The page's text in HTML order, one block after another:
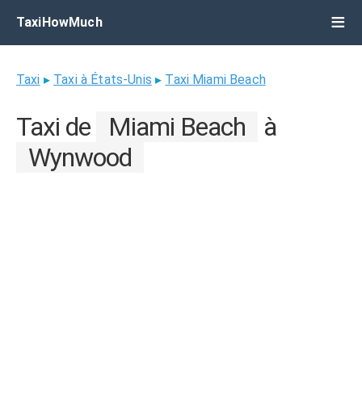
TaxiHowMuch
Taxi ▸ Taxi à États-Unis ▸ Taxi Miami Beach
Taxi de Miami Beach
à
Wynwood